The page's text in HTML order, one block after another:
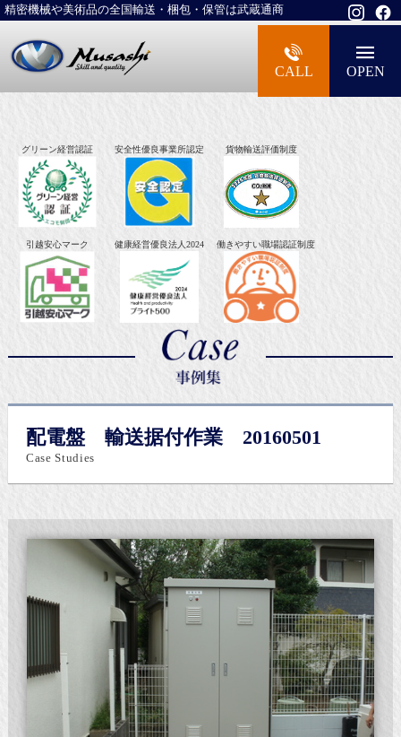
精密機械や美術品の全国輸送・梱包・保管は武蔵通商
大型精密機械・美術品・高級楽器の梱包・
CALL OPEN
グリーン経営認証 安全性優良事業所認定 貨物輸送評価制度
引越安心マーク 健康経営優良法人2024 働きやすい職場認証制度
配電盤 輸送据付作業 20160501
Case Studies